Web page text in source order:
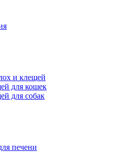
и клещей
для кошек
для собак
печени